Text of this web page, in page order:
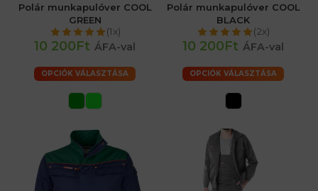
Polár munkapulóver COOL
GREEN
(1x)
10 200Ft ÁFA-val
OPCIÓK VÁLASZTÁSA
Polár munkapulóver COOL
BLACK
(2x)
10 200Ft ÁFA-val
OPCIÓK VÁLASZTÁSA